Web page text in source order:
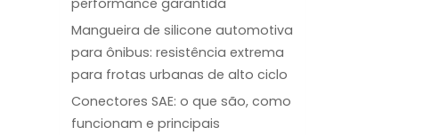
Mangueira de silicone automotiva
para ônibus: resistência extrema
para frotas urbanas de alto ciclo
Conectores SAE: o que são, como
funcionam e principais